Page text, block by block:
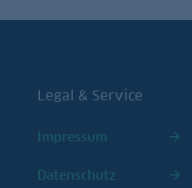
Legal & Service
Impressum
Datenschutz